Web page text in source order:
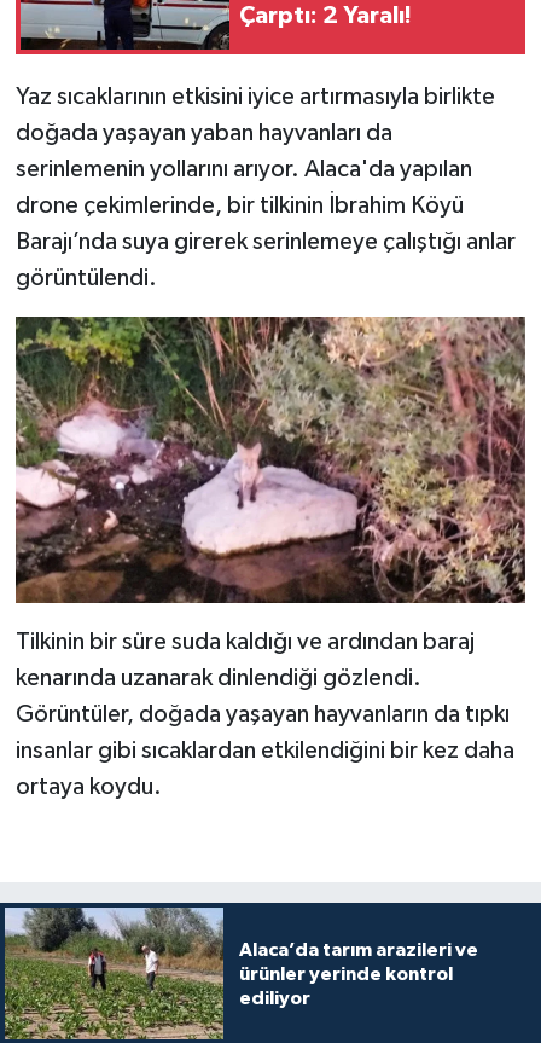
Çarptı: 2 Yaralı!
Yaz sıcaklarının etkisini iyice artırmasıyla birlikte
doğada yaşayan yaban hayvanları da
serinlemenin yollarını arıyor. Alaca'da yapılan
drone çekimlerinde, bir tilkinin İbrahim Köyü
Barajı’nda suya girerek serinlemeye çalıştığı anlar
görüntülendi.
Tilkinin bir süre suda kaldığı ve ardından baraj
kenarında uzanarak dinlendiği gözlendi.
Görüntüler, doğada yaşayan hayvanların da tıpkı
insanlar gibi sıcaklardan etkilendiğini bir kez daha
ortaya koydu.
Alaca’da tarım arazileri ve
ürünler yerinde kontrol
ediliyor